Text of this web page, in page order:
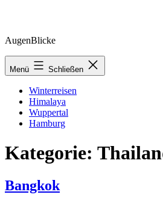
Zum
springen
AugenBlicke
Menü Schließen
Winterreisen
Himalaya
Wuppertal
Hamburg
Kategorie:
Bangkok